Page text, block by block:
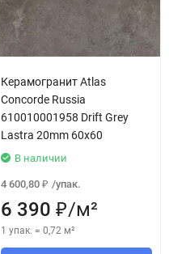
Керамогранит Atlas
Concorde Russia
610010001958 Drift Grey
Lastra 20mm 60x60
В наличии
4 600,80 ₽ /упак.
6 390 ₽/м²
1 упак. = 0,72 м²